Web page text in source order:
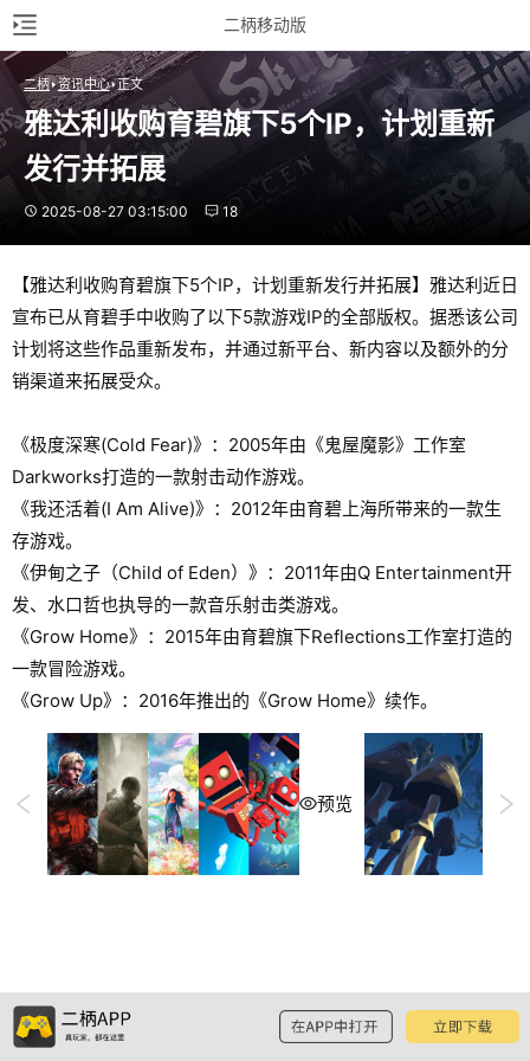
二柄移动版
二柄 资讯中心 正文
雅达利收购育碧旗下5个IP，计划重新
发行并拓展
2025-08-27 03:15:00 18
【雅达利收购育碧旗下5个IP，计划重新发行并拓展】雅达利近日
宣布已从育碧手中收购了以下5款游戏IP的全部版权。据悉该公司
计划将这些作品重新发布，并通过新平台、新内容以及额外的分
销渠道来拓展受众。
《极度深寒(Cold Fear)》：2005年由《鬼屋魔影》工作室
Darkworks打造的一款射击动作游戏。
《我还活着(I Am Alive)》：2012年由育碧上海所带来的一款生
存游戏。
《伊甸之子（Child of Eden）》：2011年由Q Entertainment开
发、水口哲也执导的一款音乐射击类游戏。
《Grow Home》：2015年由育碧旗下Reflections工作室打造的
一款冒险游戏。
《Grow Up》：2016年推出的《Grow Home》续作。
预览